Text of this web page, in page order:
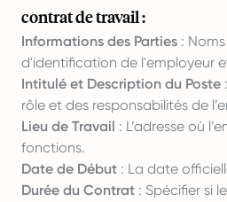
contrat de travail :
Informations des Parties :
d'identification de l'employeur
Intitulé et Description du Poste
rôle et des responsabilités de
Lieu de Travail : L’adresse où
fonctions.
Date de Début : La date
Durée du Contrat : Spécifier si